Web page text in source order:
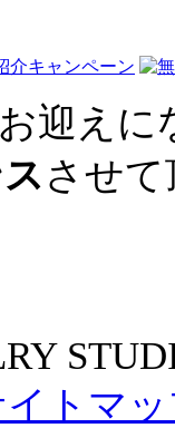
迎えに
させ
イトマ